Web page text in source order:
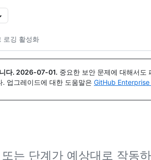
로깅 활성화
다. 2026-07-01. 중요한 보안 문제에 대해서도
. 업그레이드에 대한 도움말은 GitHub Enterprise
는 단계가 예상대로 작동